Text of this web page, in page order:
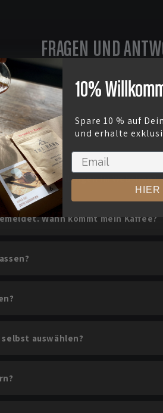
FRAGEN UND
Einzelbestellungen im Webshop?
Wann kommt mein Kaffee?
auswählen?
10%
Spare 10 % auf
und erhalte
HIER